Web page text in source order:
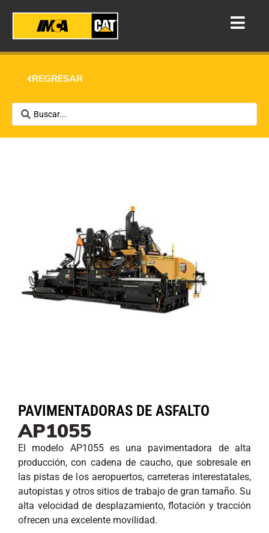
REGRESAR
PAVIMENTADORAS DE ASFALTO
AP1055
El modelo AP1055 es una pavimentadora de alta
producción, con cadena de caucho, que sobresale en
las pistas de los aeropuertos, carreteras interestatales,
autopistas y otros sitios de trabajo de gran tamaño. Su
alta velocidad de desplazamiento, flotación y tracción
ofrecen una excelente movilidad.